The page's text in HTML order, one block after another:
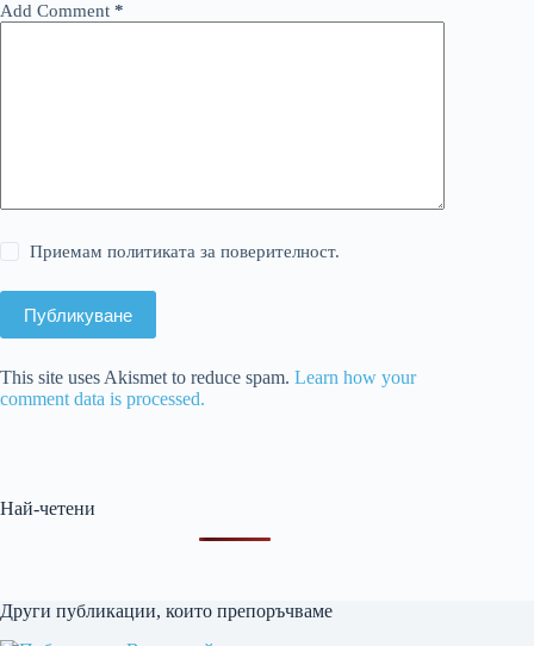
Add Comment *
Приемам политиката за поверителност.
Публикуване
This site uses Akismet to reduce spam. Learn how your
comment data is processed.
Най-четени
Други публикации, които препоръчваме